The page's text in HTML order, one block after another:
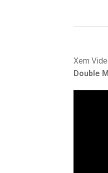
Xem
Double